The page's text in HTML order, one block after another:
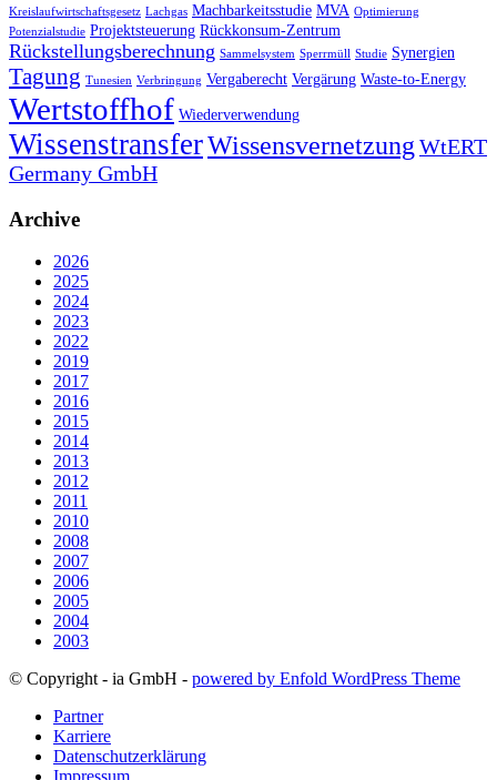
Kreislaufwirtschaftsgesetz Lachgas Machbarkeitsstudie MVA Optimierung
Potenzialstudie Projektsteuerung Rückkonsum-Zentrum
Rückstellungsberechnung Sammelsystem Sperrmüll Studie Synergien
Tagung Tunesien Verbringung Vergaberecht Vergärung Waste-to-Energy
Wertstoffhof Wiederverwendung
WissenstransferWissensvernetzung WtERT
Germany GmbH
Archive
2026
2025
2024
2023
2022
2019
2017
2016
2015
2014
2013
2012
2011
2010
2008
2007
2006
2005
2004
2003
© Copyright - ia GmbH - powered by Enfold WordPress Theme
Partner
Karriere
Datenschutzerklärung